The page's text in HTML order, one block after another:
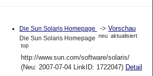
Die Sun Solaris Homepage -> Vorschau
Die Sun Solaris Homepage neu aktualisiert
top
http://www.sun.com/software/solaris/
(Neu: 2007-07-04 LinkID: 1722047) Detail